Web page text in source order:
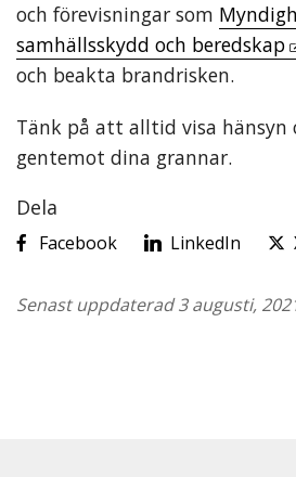
och förevisningar som
samhällsskydd och beredskap
och beakta brandrisken.
Tänk på att alltid visa hänsyn
gentemot dina grannar.
Dela
Facebook LinkedIn
Senast uppdaterad 3 augusti,